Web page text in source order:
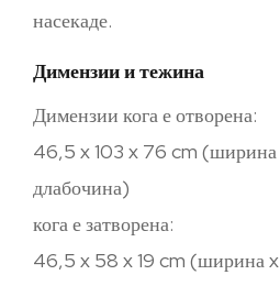
насекаде.
Димензии и тежина
Димензии кога е отворена:
46,5 x 103 x 76 cm (ширина
длабочина)
кога е затворена:
46,5 x 58 x 19 cm (ширина x